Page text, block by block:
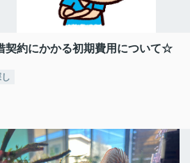
約にかかる初期費用について☆